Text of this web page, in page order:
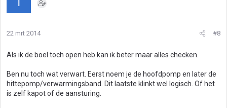
22 mrt 2014 #8
Als ik de boel toch open heb kan ik beter maar alles checken.
Ben nu toch wat verwart. Eerst noem je de hoofdpomp en later de
hittepomp/verwarmingsband. Dit laatste klinkt wel logisch. Of het
is zelf kapot of de aansturing.